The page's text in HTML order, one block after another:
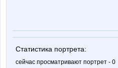
Статистика портрета:
сейчас просматривают портрет - 0